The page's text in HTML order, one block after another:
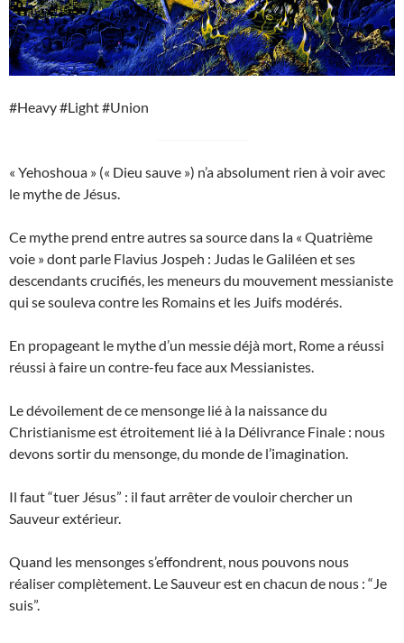
#Heavy #Light #Union
« Yehoshoua » (« Dieu sauve ») n’a absolument rien à voir avec
le mythe de Jésus.
Ce mythe prend entre autres sa source dans la « Quatrième
voie » dont parle Flavius Jospeh : Judas le Galiléen et ses
descendants crucifiés, les meneurs du mouvement messianiste
qui se souleva contre les Romains et les Juifs modérés.
En propageant le mythe d’un messie déjà mort, Rome a réussi
réussi à faire un contre-feu face aux Messianistes.
Le dévoilement de ce mensonge lié à la naissance du
Christianisme est étroitement lié à la Délivrance Finale : nous
devons sortir du mensonge, du monde de l’imagination.
Il faut “tuer Jésus” : il faut arrêter de vouloir chercher un
Sauveur extérieur.
Quand les mensonges s’effondrent, nous pouvons nous
réaliser complètement. Le Sauveur est en chacun de nous : “Je
suis”.